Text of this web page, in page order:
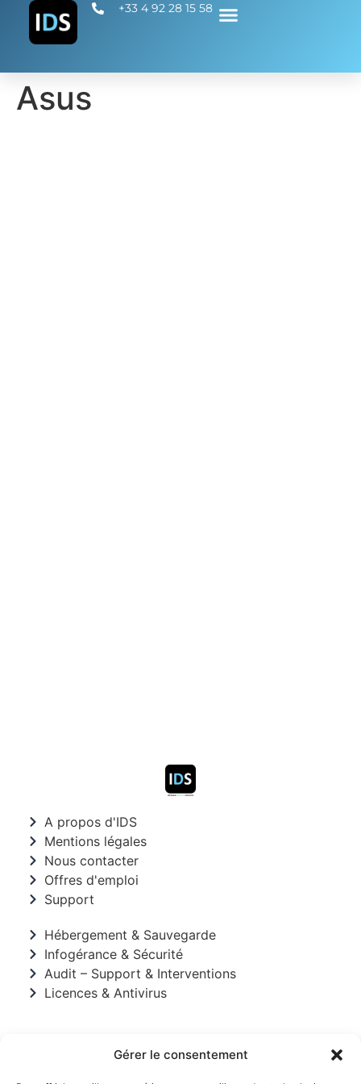
Gérer le consentement
+33 4 92 28 15 58
Asus
A propos d'IDS
Mentions légales
Nous contacter
Offres d'emploi
Support
Hébergement & Sauvegarde
Infogérance & Sécurité
Audit – Support & Interventions
Licences & Antivirus